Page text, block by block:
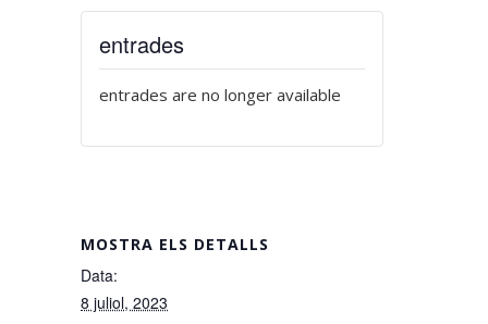
MOSTRA ELS DETALLS
Data:
8 juliol, 2023
entrades
entrades are no longer available